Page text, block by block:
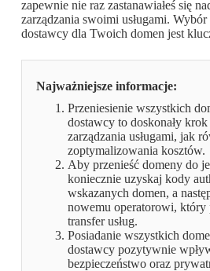
zapewnie nie raz zastanawiałeś się
zarządzania swoimi usługami.
dostawcy dla Twoich domen jest
Najważniejsze informacje:
Przeniesienie wszystkich
dostawcy to doskonały
zarządzania usługami, jak
zoptymalizowania kosztów.
Aby przenieść domeny do
koniecznie uzyskaj kody
wskazanych domen, a
nowemu operatorowi,
transfer usług.
Posiadanie wszystkich
dostawcy pozytywnie
bezpieczeństwo oraz